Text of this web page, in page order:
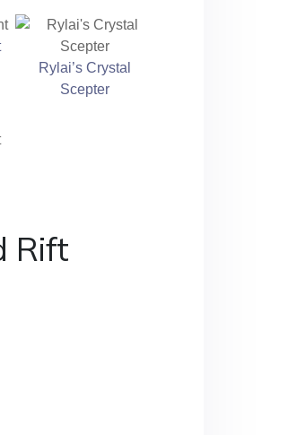
Rylai’s Crystal
Scepter
Rift